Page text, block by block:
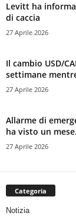
Levitt ha
di caccia
27 Aprile 2026
Il cambio USD/
settimane
27 Aprile 2026
Allarme di
ha visto un
27 Aprile 2026
Categoria
Notizia